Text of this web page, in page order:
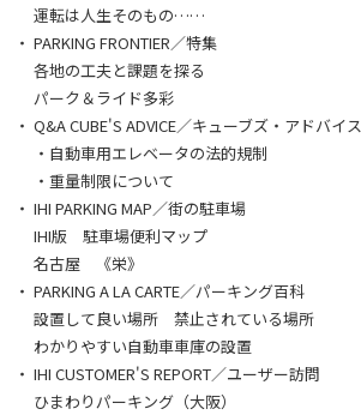
運転は人生そのもの……
PARKING FRONTIER／特集
各地の工夫と課題を探る
パーク＆ライド多彩
Q&A CUBE'S ADVICE／キューブズ・アドバイス
・自動車用エレベータの法的規制
・重量制限について
IHI PARKING MAP／街の駐車場
IHI版 駐車場便利マップ
名古屋 《栄》
PARKING A LA CARTE／パーキング百科
設置して良い場所 禁止されている場所
わかりやすい自動車車庫の設置
IHI CUSTOMER'S REPORT／ユーザー訪問
ひまわりパーキング（大阪）